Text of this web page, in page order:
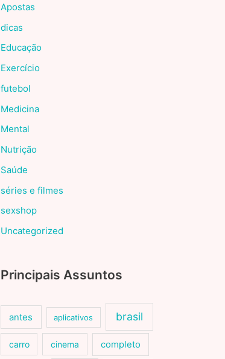
Apostas
dicas
Educação
Exercício
futebol
Medicina
Mental
Nutrição
Saúde
séries e filmes
sexshop
Uncategorized
Principais Assuntos
antes aplicativos brasil
carro cinema completo